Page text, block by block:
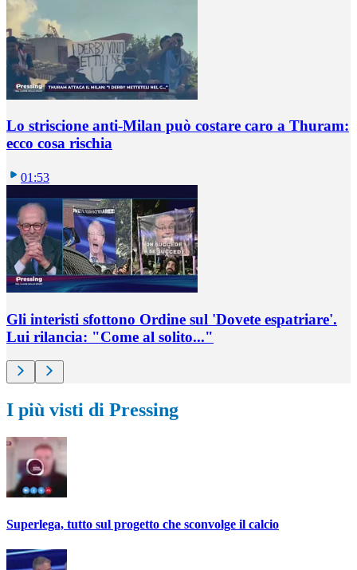
Lo striscione anti-Milan può costare caro a Thuram:
ecco cosa rischia
01:53
Gli interisti sfottono Ordine sul 'Dovete espatriare'.
Lui rilancia: "Come al solito..."
I più visti di Pressing
Superlega, tutto sul progetto che sconvolge il calcio